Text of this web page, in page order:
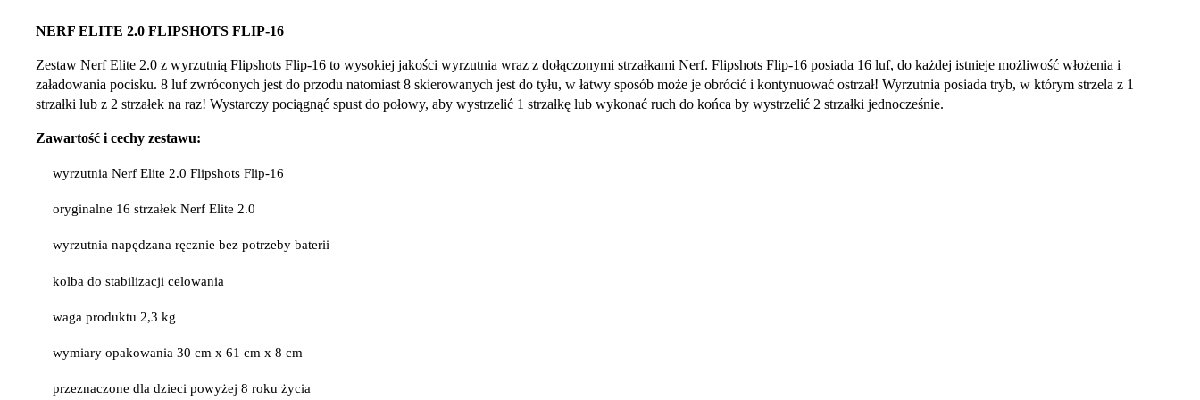
NERF ELITE 2.0 FLIPSHOTS FLIP-16
Zestaw Nerf Elite 2.0 z wyrzutnią Flipshots Flip-16 to wysokiej jakości wyrzutnia wraz z dołączonymi strzałkami Nerf. Flipshots Flip-16 posiada 16 luf, do każdej istnieje możliwość włożenia i
załadowania pocisku. 8 luf zwróconych jest do przodu natomiast 8 skierowanych jest do tyłu, w łatwy sposób może je obrócić i kontynuować ostrzał! Wyrzutnia posiada tryb, w którym strzela z 1
strzałki lub z 2 strzałek na raz! Wystarczy pociągnąć spust do połowy, aby wystrzelić 1 strzałkę lub wykonać ruch do końca by wystrzelić 2 strzałki jednocześnie.
Zawartość i cechy zestawu:
wyrzutnia Nerf Elite 2.0 Flipshots Flip-16
oryginalne 16 strzałek Nerf Elite 2.0
wyrzutnia napędzana ręcznie bez potrzeby baterii
kolba do stabilizacji celowania
waga produktu 2,3 kg
wymiary opakowania 30 cm x 61 cm x 8 cm
przeznaczone dla dzieci powyżej 8 roku życia